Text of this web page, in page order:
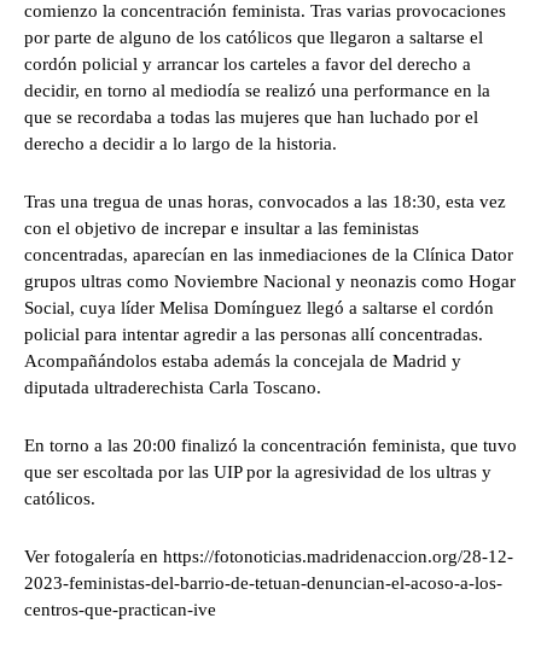
comienzo la concentración feminista. Tras varias provocaciones
por parte de alguno de los católicos que llegaron a saltarse el
cordón policial y arrancar los carteles a favor del derecho a
decidir, en torno al mediodía se realizó una performance en la
que se recordaba a todas las mujeres que han luchado por el
derecho a decidir a lo largo de la historia.
Tras una tregua de unas horas, convocados a las 18:30, esta vez
con el objetivo de increpar e insultar a las feministas
concentradas, aparecían en las inmediaciones de la Clínica Dator
grupos ultras como Noviembre Nacional y neonazis como Hogar
Social, cuya líder Melisa Domínguez llegó a saltarse el cordón
policial para intentar agredir a las personas allí concentradas.
Acompañándolos estaba además la concejala de Madrid y
diputada ultraderechista Carla Toscano.
En torno a las 20:00 finalizó la concentración feminista, que tuvo
que ser escoltada por las UIP por la agresividad de los ultras y
católicos.
Ver fotogalería en https://fotonoticias.madridenaccion.org/28-12-
2023-feministas-del-barrio-de-tetuan-denuncian-el-acoso-a-los-
centros-que-practican-ive